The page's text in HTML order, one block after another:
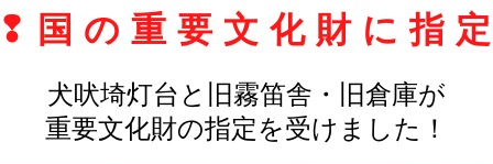
国の重要文化財に指
犬吠埼灯台と旧霧笛舎・旧倉庫が
重要文化財の指定を受けました！